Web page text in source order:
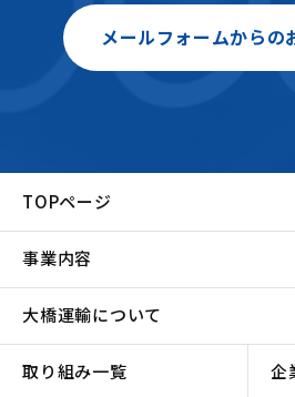
メールフォームからの
TOPページ
事業内容
大橋運輸について
取り組み一覧 企